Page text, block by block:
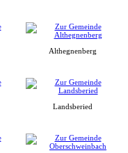
Althegnenberg
Landsberied